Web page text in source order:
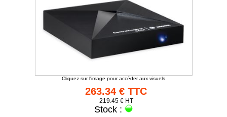
Cliquez sur l'image pour accéder aux visuels
263.34 € TTC
219.45 € HT
Stock :